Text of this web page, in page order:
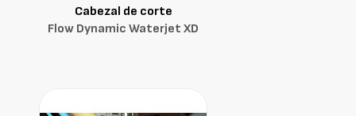
Cabezal de corte
Flow Dynamic Waterjet XD